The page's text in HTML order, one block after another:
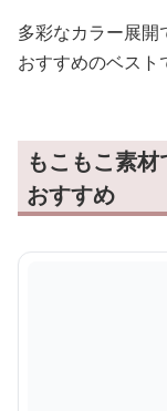
多彩なカラー展開
おすすめのベスト
もこもこ素
おすすめ